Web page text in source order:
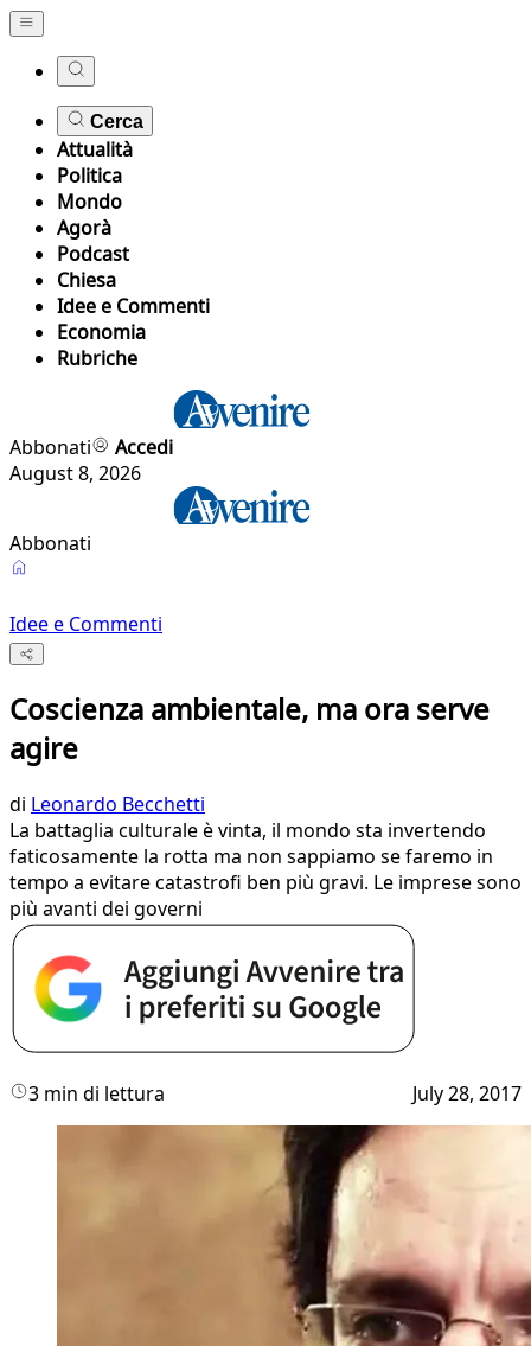
Cerca
Attualità
Politica
Mondo
Agorà
Podcast
Chiesa
Idee e Commenti
Economia
Rubriche
Abbonati
Accedi
August 8, 2026
Abbonati
Idee e Commenti
Coscienza ambientale, ma ora serve
agire
di Leonardo Becchetti
La battaglia culturale è vinta, il mondo sta invertendo
faticosamente la rotta ma non sappiamo se faremo in
tempo a evitare catastrofi ben più gravi. Le imprese sono
più avanti dei governi
3 min di lettura July 28, 2017